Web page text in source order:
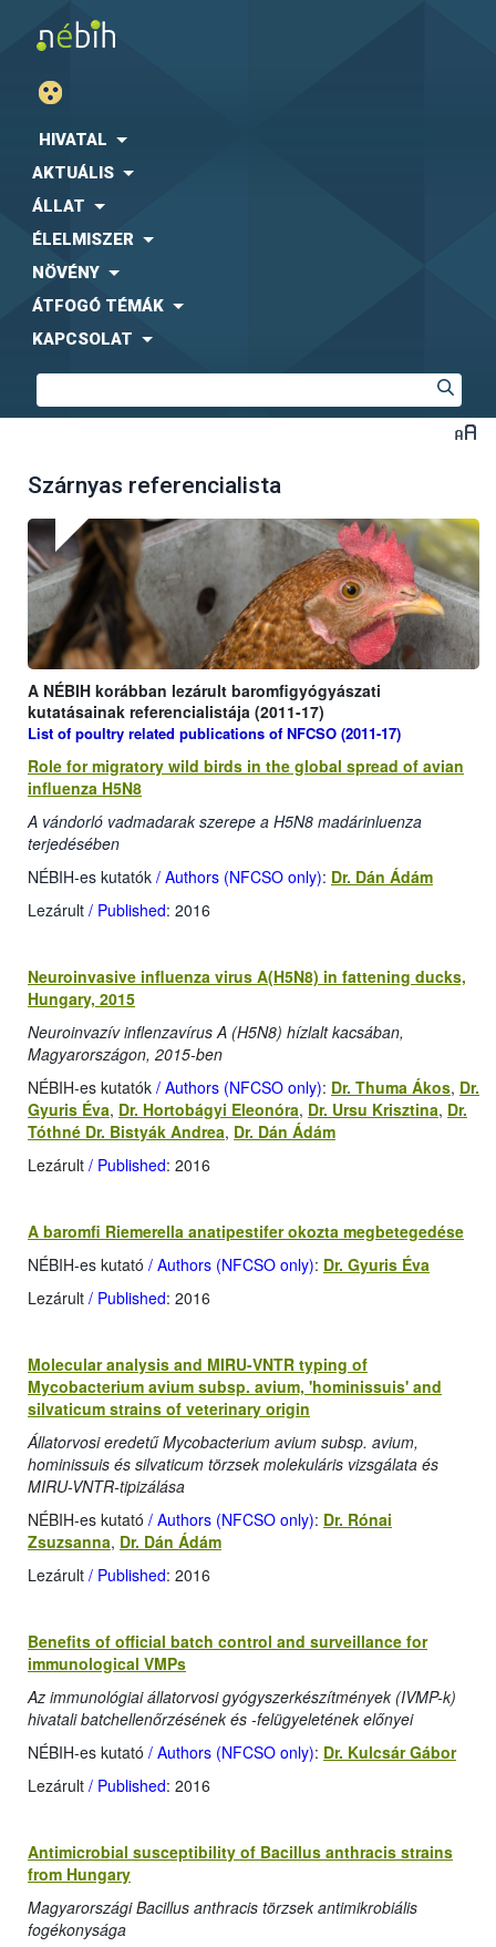
HIVATAL
AKTUÁLIS
ÁLLAT
ÉLELMISZER
NÖVÉNY
ÁTFOGÓ TÉMÁK
KAPCSOLAT
Szárnyas referencialista
A NÉBIH korábban lezárult baromfigyógyászati
kutatásainak referencialistája (2011-17)
List of poultry related publications of NFCSO (2011-17)
Role for migratory wild birds in the global spread of avian
influenza H5N8
A vándorló vadmadarak szerepe a H5N8 madárinluenza
terjedésében
NÉBIH-es kutatók / Authors (NFCSO only): Dr. Dán Ádám
Lezárult / Published: 2016
Neuroinvasive influenza virus A(H5N8) in fattening ducks,
Hungary, 2015
Neuroinvazív inflenzavírus A (H5N8) hízlalt kacsában,
Magyarországon, 2015-ben
NÉBIH-es kutatók / Authors (NFCSO only): Dr. Thuma Ákos, Dr.
Gyuris Éva, Dr. Hortobágyi Eleonóra, Dr. Ursu Krisztina, Dr.
Tóthné Dr. Bistyák Andrea, Dr. Dán Ádám
Lezárult / Published: 2016
A baromfi Riemerella anatipestifer okozta megbetegedése
NÉBIH-es kutató / Authors (NFCSO only): Dr. Gyuris Éva
Lezárult / Published: 2016
Molecular analysis and MIRU-VNTR typing of
Mycobacterium avium subsp. avium, 'hominissuis' and
silvaticum strains of veterinary origin
Állatorvosi eredetű Mycobacterium avium subsp. avium,
hominissuis és silvaticum törzsek molekuláris vizsgálata és
MIRU-VNTR-tipizálása
NÉBIH-es kutató / Authors (NFCSO only): Dr. Rónai
Zsuzsanna, Dr. Dán Ádám
Lezárult / Published: 2016
Benefits of official batch control and surveillance for
immunological VMPs
Az immunológiai állatorvosi gyógyszerkészítmények (IVMP-k)
hivatali batchellenőrzésének és -felügyeletének előnyei
NÉBIH-es kutató / Authors (NFCSO only): Dr. Kulcsár Gábor
Lezárult / Published: 2016
Antimicrobial susceptibility of Bacillus anthracis strains
from Hungary
Magyarországi Bacillus anthracis törzsek antimikrobiális
fogékonysága